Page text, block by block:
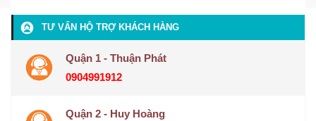
TƯ VẤN HỘ TRỢ KHÁCH HÀNG
Quận 1 - Thuận Phát
0904991912
Quận 2 - Huy Hoàng